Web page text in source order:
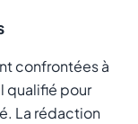
confrontées à
qualifié pour
La rédaction